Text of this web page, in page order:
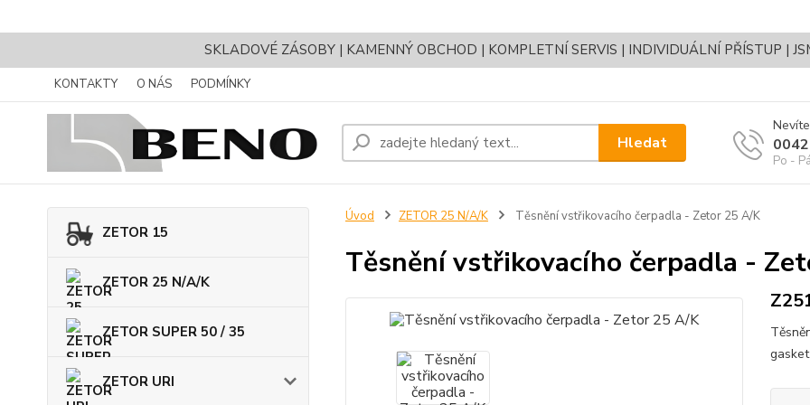
SKLADOVÉ ZÁSOBY | KAMENNÝ OBCHOD | KOMPLETNÍ SERVIS | INDIVIDUÁLNÍ PŘÍSTUP |
KONTAKTY O NÁS PODMÍNKY
Hledat
Po -
ZETOR 15
ZETOR 25 N/A/K
ZETOR SUPER 50 / 35
ZETOR URI
Úvod ZETOR 25 N/A/K Těsnění vstřikovacího čerpadla - Zetor 25 A/K
Těsnění vstřikovacího čerpadla -